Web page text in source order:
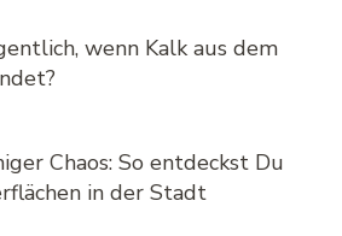
wenn Kalk aus dem
Chaos: So entdeckst Du
in der Stadt